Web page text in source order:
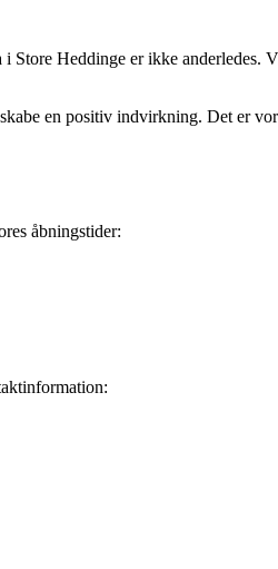
Heddinge er ikke anderledes.
en positiv indvirkning. Det er
åbningstider: